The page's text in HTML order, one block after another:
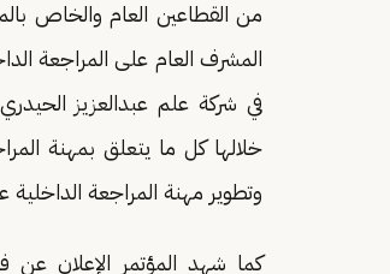
من القطاعين العام والخاص
المشرف العام على المراجعة
في شركة علم عبدالعزيز
خلالها كل ما يتعلق بمهنة
وتطوير مهنة المراجعة
كما شهد المؤتمر الإعلان عن